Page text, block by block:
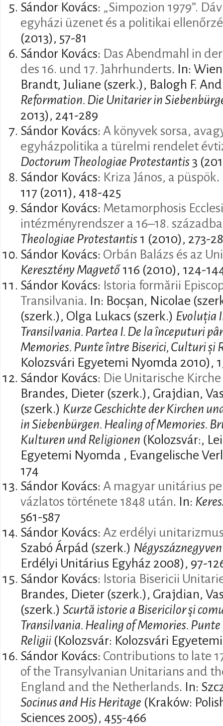
Sándor Kovács: „Simpozion 1979”.
egyházi üzenet és a politikai
(2013), 57-81
Sándor Kovács: Das Abendmahl in
des 16. und 17. Jahrhunderts. In:
Brandt, Juliane (szerk.), Balogh F.
Reformation. Die Unitarier in
2013), 241-289
Sándor Kovács: A könyvek sorsa,
egyházpolitika a türelmi rendelet
Doctorum Theologiae Protestantis3
Sándor Kovács: Kriza János, a püspök
117 (2011), 418-425
Sándor Kovács: Metamorphosis
intézményrendszer a 16–18.
Theologiae Protestantis 1 (2010), 273-
Sándor Kovács: Orbán Balázs és az
Keresztény Magvető 116 (2010), 124-
Sándor Kovács: Istoria formării
Transilvania. In: Bocșan, Nicolae
(szerk.), Olga Lukacs (szerk.) Evoluția
Transilvania. Partea I. De la începuturi
Memories. Punte între Biserici, Culturi și
Kolozsvári Egyetemi Nyomda 2010),
Sándor Kovács: Die Unitarische
Brandes, Dieter (szerk.), Grajdian,
(szerk.) Kurze Geschichte der Kirchen
in Siebenbürgen. Healing of Memories.
Kulturen und Religionen (Kolozsvár:,
Egyetemi Nyomda , Evangelische
174
Sándor Kovács: A magyar unitárius
vázlatos története 1848 után. In:
561-587
Sándor Kovács: Az erdélyi
Szabó Árpád (szerk.)
Erdélyi Unitárius Egyház 2008), 97-
Sándor Kovács: Istoria Bisericii
Brandes, Dieter (szerk.), Grajdian,
(szerk.) Scurtă istorie a Bisericilor şi
Transilvania. Healing of Memories.
Religii (Kolozsvár: Kolozsvári
Sándor Kovács: Contributions to late
of the Transylvanian Unitarians and
England and the Netherlands. In:
Socinus and His Heritage (Kraków:
Sciences 2005), 455-466